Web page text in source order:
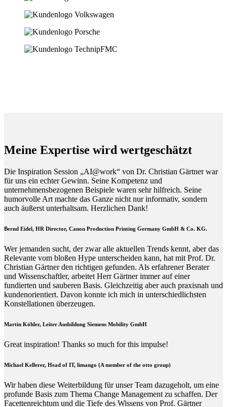
Meine Expertise wird wertgeschätzt
Die Inspiration Session „AI@work“ von Dr. Christian Gärtner war
für uns ein echter Gewinn. Seine Kompetenz und
unternehmensbezogenen Beispiele waren sehr hilfreich. Seine
humorvolle Art machte das Ganze nicht nur informativ, sondern
auch äußerst unterhaltsam. Herzlichen Dank!
Bernd Eidel, HR Director, Canon Production Printing Germany GmbH & Co. KG.
Wer jemanden sucht, der zwar alle aktuellen Trends kennt, aber das
Relevante vom bloßen Hype unterscheiden kann, hat mit Prof. Dr.
Christian Gärtner den richtigen gefunden. Als erfahrener Berater
und Wissenschaftler, arbeitet Herr Gärtner immer auf einer
fundierten und sauberen Basis. Gleichzeitig aber auch praxisnah und
kundenorientiert. Davon konnte ich mich in unterschiedlichsten
Konstellationen überzeugen.
Martin Köhler, Leiter Ausbildung Siemens Mobility GmbH
Great inspiration! Thanks so much for this impulse!
Michael Kellerer, Head of IT, limango (A member of the otto group)
Wir haben diese Weiterbildung für unser Team dazugeholt, um eine
profunde Basis zum Thema Change Management zu schaffen. Der
Facettenreichtum und die Tiefe des Wissens von Prof. Gärtner